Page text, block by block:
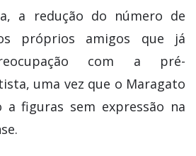
a redução do número de
próprios amigos que já
com a pré-
uma vez que o Maragato
a figuras sem expressão na